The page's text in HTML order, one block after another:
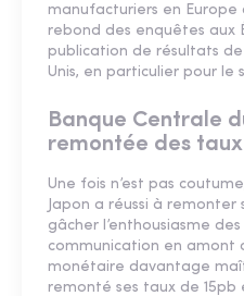
manufacturiers en
rebond des enquêtes aux
publication de résultats
Unis, en particulier pour le
Banque Centrale
remontée des
Une fois n’est pas
Japon a réussi à remonter
gâcher l’enthousiasme
communication en amont
monétaire davantage
remonté ses taux de